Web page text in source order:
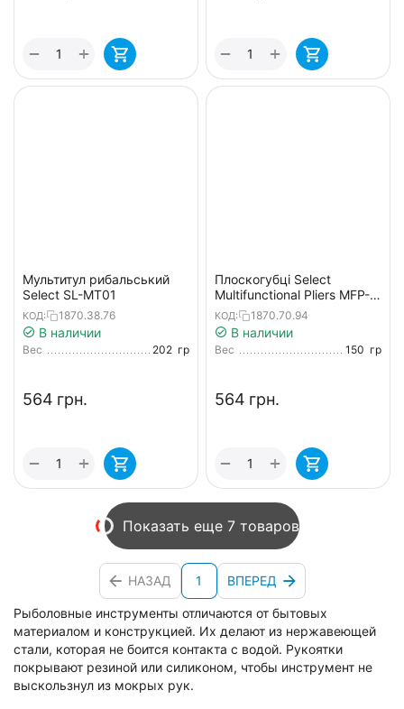
+
− +
−
Мультитул рибальський
Select SL-MT01
КОД: 1870.38.76
В наличии
Вес 202 гр
‍564‍ грн.
+
−
Плоскогубці Select
Multifunctional Pliers MFP-
02 17.5cm
КОД: 1870.70.94
В наличии
Вес 150 гр
‍564‍ грн.
+
−
Показать еще 7 товаров
НАЗАД 1 ВПЕРЕД
Рыболовные инструменты отличаются от бытовых
материалом и конструкцией. Их делают из нержавеющей
стали, которая не боится контакта с водой. Рукоятки
покрывают резиной или силиконом, чтобы инструмент не
выскользнул из мокрых рук.